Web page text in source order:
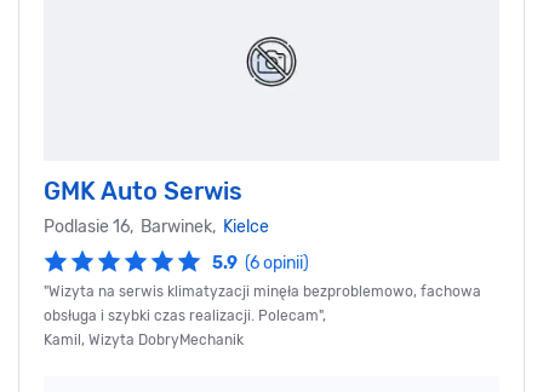
GMK Auto Serwis
Podlasie 16, Barwinek, Kielce
5.9 (6 opinii)
"Wizyta na serwis klimatyzacji minęła bezproblemowo, fachowa
obsługa i szybki czas realizacji. Polecam",
Kamil, Wizyta DobryMechanik